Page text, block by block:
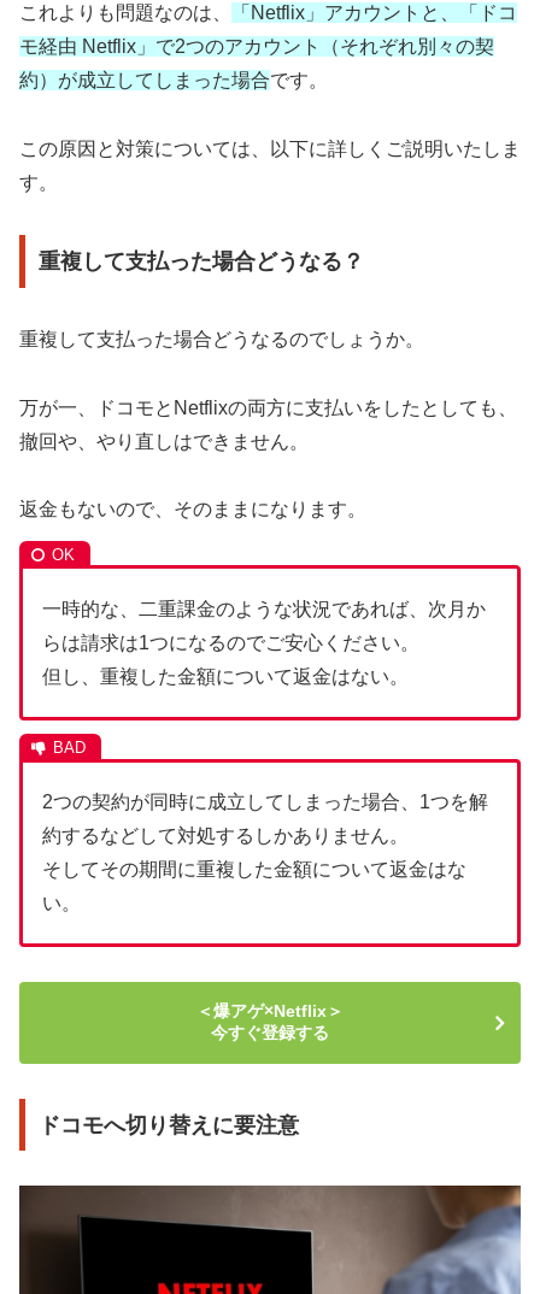
これよりも問題なのは、
「Netflix」アカウントと、「ドコ
モ経由 Netflix」で2つのアカウント（それぞれ別々の契
約）が成立してしまった場合です。
この原因と対策については、以下に詳しくご説明いたしま
す。
重複して支払った場合どうなる？
重複して支払った場合どうなるのでしょうか。
万が一、ドコモとNetflixの両方に支払いをしたとしても、
撤回や、やり直しはできません。
返金もないので、そのままになります。
一時的な、二重課金のような状況であれば、次月か
らは請求は1つになるのでご安心ください。
但し、重複した金額について返金はない。
2つの契約が同時に成立してしまった場合、1つを解
約するなどして対処するしかありません。
そしてその期間に重複した金額について返金はな
い。
＜爆アゲ×Netflix＞
今すぐ登録する
ドコモへ切り替えに要注意